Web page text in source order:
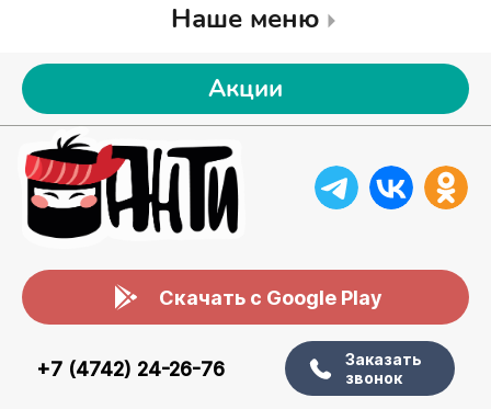
Наше меню
Акции
Скачать с Google Play
+7 (4742) 24-26-76
Заказать
звонок